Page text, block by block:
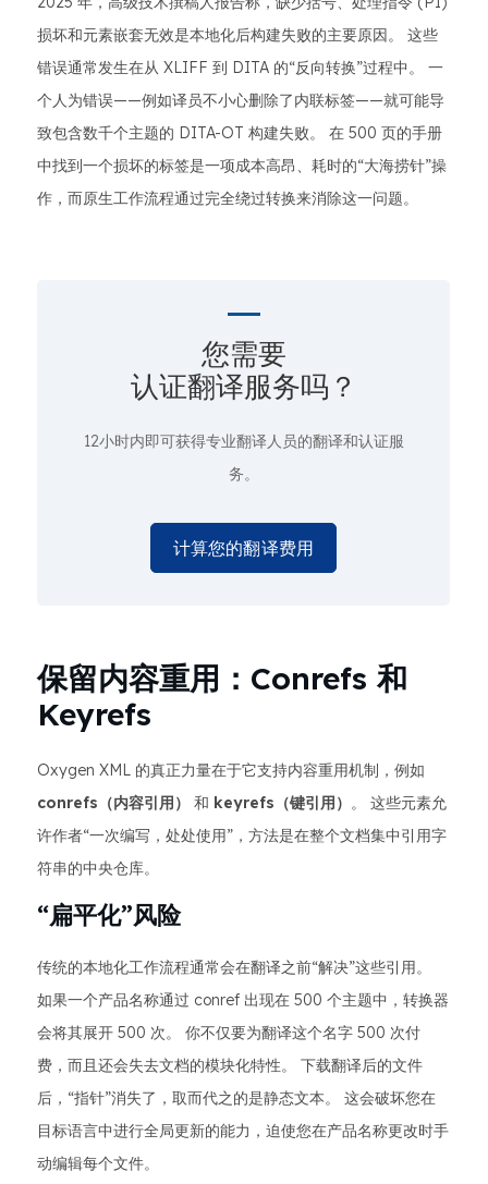
损坏和元素嵌套无效是本地化后构建失败的主要原因。 这些
错误通常发生在从 XLIFF 到 DITA 的“反向转换”过程中。 一
个人为错误——例如译员不小心删除了内联标签——就可能导
致包含数千个主题的 DITA-OT 构建失败。 在 500 页的手册
中找到一个损坏的标签是一项成本高昂、耗时的“大海捞针”操
作，而原生工作流程通过完全绕过转换来消除这一问题。
您需要
认证翻译服务吗？
12小时内即可获得专业翻译人员的翻译和认证服
务。
计算您的翻译费用
保留内容重用：Conrefs 和
Keyrefs
Oxygen XML 的真正力量在于它支持内容重用机制，例如
conrefs（内容引用）
和 keyrefs（键引用） 。 这些元素允
许作者“一次编写，处处使用”，方法是在整个文档集中引用字
符串的中央仓库。
“扁平化”风险
传统的本地化工作流程通常会在翻译之前“解决”这些引用。
如果一个产品名称通过 conref 出现在 500 个主题中，转换器
会将其展开 500 次。 你不仅要为翻译这个名字 500 次付
费，而且还会失去文档的模块化特性。 下载翻译后的文件
后，“指针”消失了，取而代之的是静态文本。 这会破坏您在
目标语言中进行全局更新的能力，迫使您在产品名称更改时手
动编辑每个文件。